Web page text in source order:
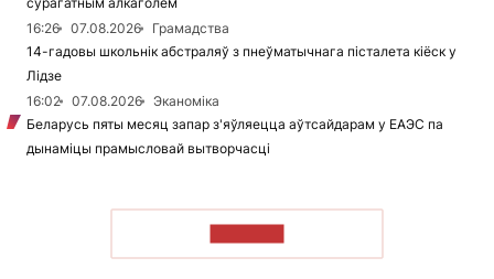
16:26
07.08.2026
Грамадства
14-гадовы школьнік абстраляў з пнеўматычнага пісталета кіёск у
Лідзе
16:02
07.08.2026
Эканоміка
Беларусь пяты месяц запар з'яўляецца аўтсайдарам у ЕАЭС па
дынаміцы прамысловай вытворчасці